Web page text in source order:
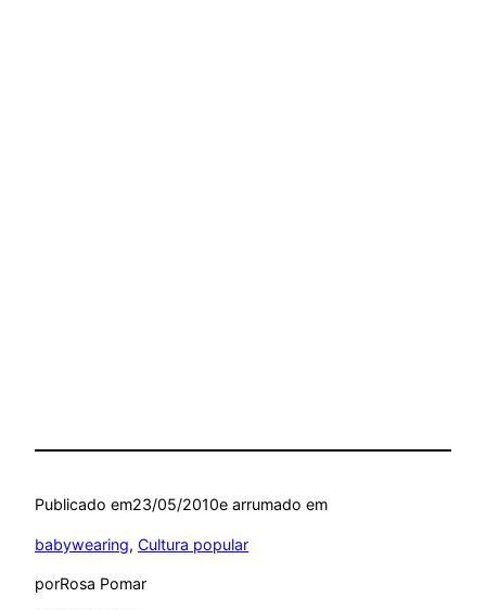
Publicado em23/05/2010e arrumado em
babywearing, Cultura popular
porRosa Pomar